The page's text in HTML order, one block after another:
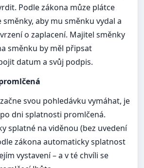
Podle zákona můze plátce
aby mu směnku vydal a
o zaplacení. Majitel směnky
směnku by měl připsat
datum a svůj podpis.
svou pohledávku vymáhat, je
dni splatnosti promlčená.
splatné na viděnou (bez uvedení
zákona automaticky splatnost
vystavení – a v té chvíli se